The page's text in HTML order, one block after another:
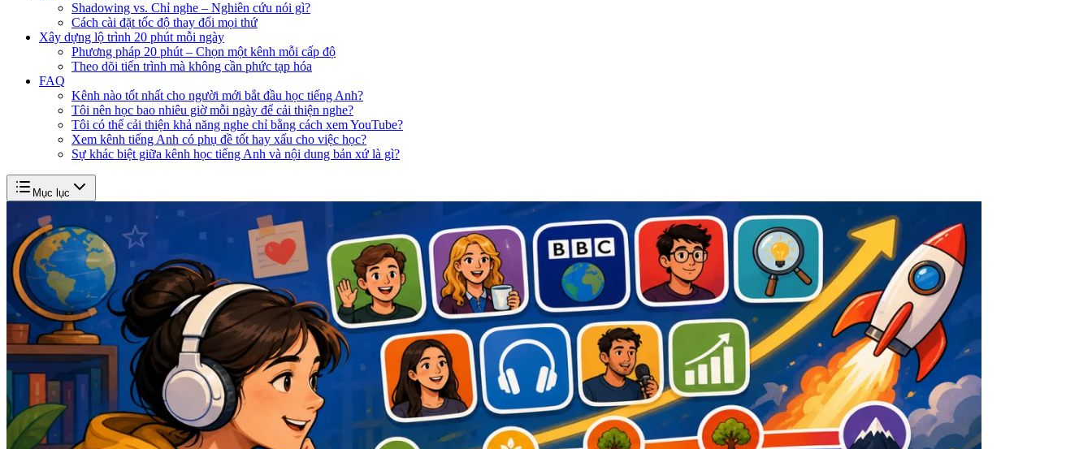
Shadowing vs. Chỉ nghe – Nghiên cứu nói gì?
Cách cài đặt tốc độ thay đổi mọi thứ
Xây dựng lộ trình 20 phút mỗi ngày
Phương pháp 20 phút – Chọn một kênh mỗi cấp độ
Theo dõi tiến trình mà không cần phức tạp hóa
FAQ
Kênh nào tốt nhất cho người mới bắt đầu học tiếng Anh?
Tôi nên học bao nhiêu giờ mỗi ngày để cải thiện nghe?
Tôi có thể cải thiện khả năng nghe chỉ bằng cách xem YouTube?
Xem kênh tiếng Anh có phụ đề tốt hay xấu cho việc học?
Sự khác biệt giữa kênh học tiếng Anh và nội dung bản xứ là gì?
Mục lục